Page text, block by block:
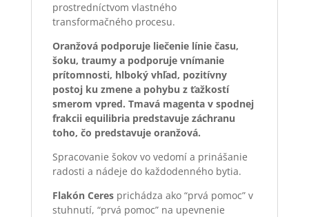
prostredníctvom vlastného
transformačného procesu.
Oranžová podporuje liečenie línie času,
šoku, traumy a podporuje vnímanie
prítomnosti, hlboký vhľad, pozitívny
postoj ku zmene a pohybu z ťažkostí
smerom vpred. Tmavá magenta v spodnej
frakcii equilibria predstavuje záchranu
toho, čo predstavuje oranžová.
Spracovanie šokov vo vedomí a prinášanie
radosti a nádeje do každodenného bytia.
Flakón Ceresprichádza ako “prvá pomoc” v
stuhnutí, “prvá pomoc” na upevnenie